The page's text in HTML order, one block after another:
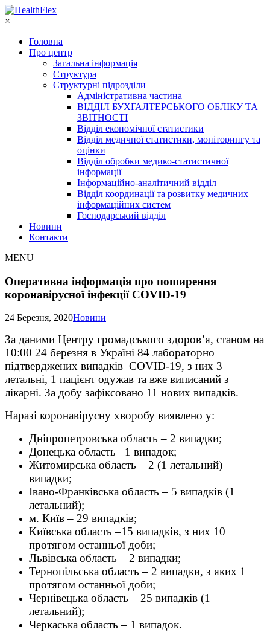
×
Головна
Про центр
Загальна інформація
Структура
Структурні підрозділи
Адміністративна частина
ВІДДІЛ БУХГАЛТЕРСЬКОГО ОБЛІКУ ТА
ЗВІТНОСТІ
Відділ економічної статистики
Відділ медичної статистики, моніторингу та
оцінки
Відділ обробки медико-статистичної
інформації
Інформаційно-аналітичний відділ
Відділ координації та розвитку медичних
інформаційних систем
Господарський відділ
Новини
Контакти
MENU
Оперативна інформація про поширення
коронавірусної інфекції COVID-19
24 Березня, 2020Новини
За даними Центру громадського здоров’я, станом на
10:00 24 березня в Україні 84 лабораторно
підтверджених випадків COVID-19, з них 3
летальні, 1 пацієнт одужав та вже виписаний з
лікарні. За добу зафіксовано 11 нових випадків.
Наразі коронавірусну хворобу виявлено у:
Дніпропетровська область – 2 випадки;
Донецька область –1 випадок;
Житомирська область – 2 (1 летальний)
випадки;
Івано-Франківська область – 5 випадків (1
летальний);
м. Київ – 29 випадків;
Київська область –15 випадків, з них 10
протягом останньої доби;
Львівська область – 2 випадки;
Тернопільська область – 2 випадки, з яких 1
протягом останньої доби;
Чернівецька область – 25 випадків (1
летальний);
Черкаська область – 1 випадок.